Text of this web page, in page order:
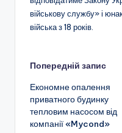
військову службу» і
війська з 18 років.
Навігація
по
запису
Попередній запис
Економне опалення
приватного будинку
тепловим насосом від
компанії «Mycond»